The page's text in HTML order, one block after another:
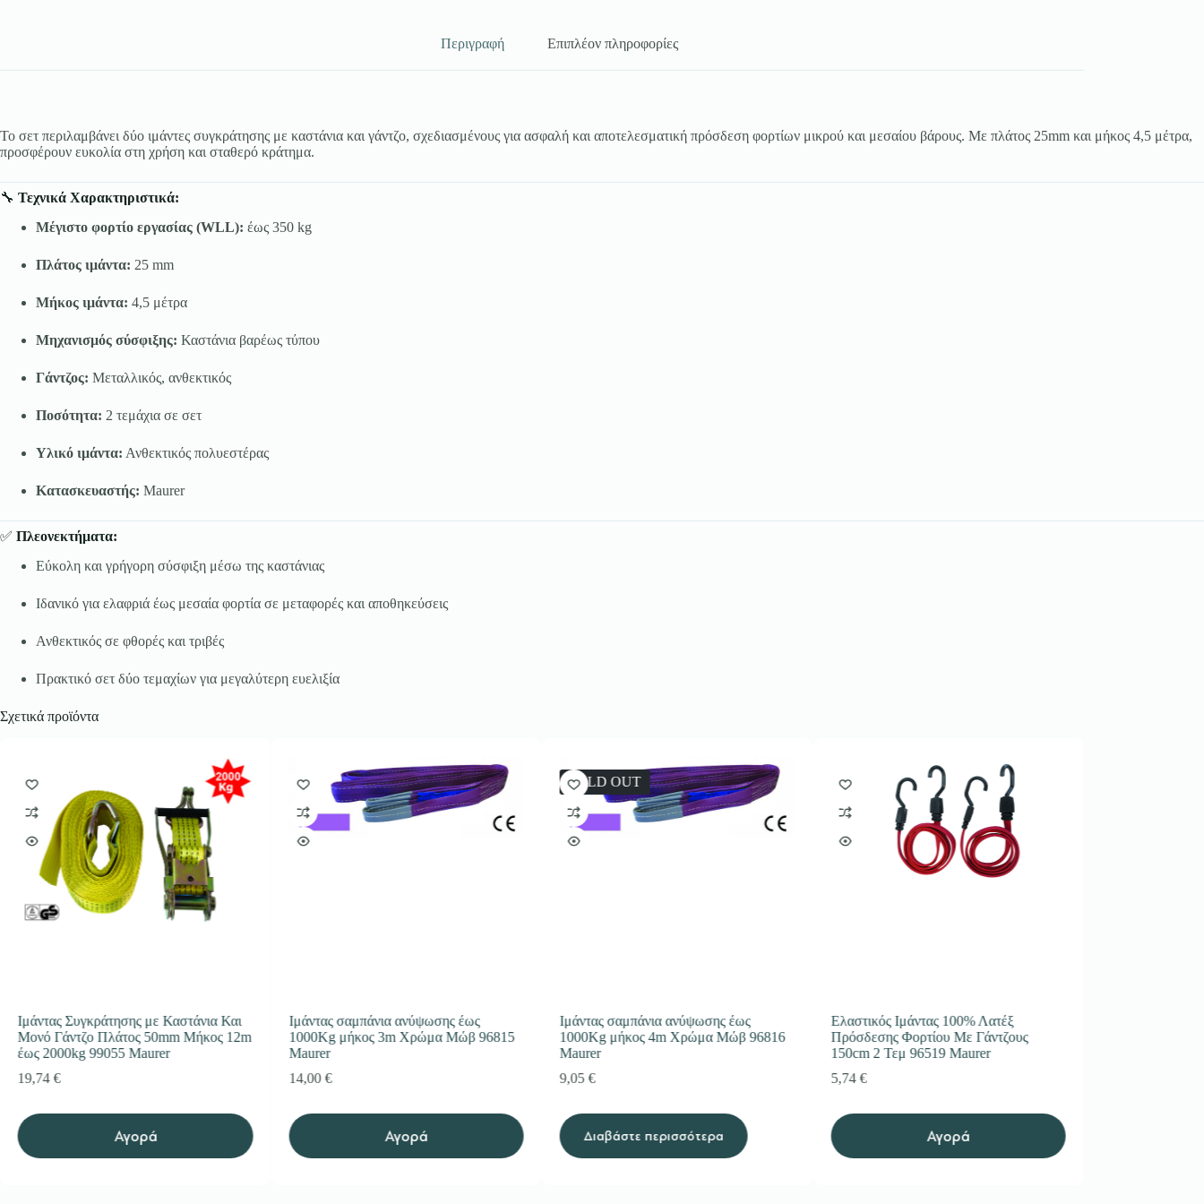
Περιγραφή Επιπλέον πληροφορίες
Το σετ περιλαμβάνει δύο ιμάντες συγκράτησης με καστάνια και γάντζο, σχεδιασμένους για ασφαλή και αποτελεσματική πρόσδεση φορτίων μικρού και μεσαίου βάρους. Με πλάτος 25mm και μήκος 4,5 μέτρα,
προσφέρουν ευκολία στη χρήση και σταθερό κράτημα.
🔧 Τεχνικά Χαρακτηριστικά:
Μέγιστο φορτίο εργασίας (WLL): έως 350 kg
Πλάτος ιμάντα: 25 mm
Μήκος ιμάντα: 4,5 μέτρα
Μηχανισμός σύσφιξης: Καστάνια βαρέως τύπου
Γάντζος: Μεταλλικός, ανθεκτικός
Ποσότητα: 2 τεμάχια σε σετ
Υλικό ιμάντα: Ανθεκτικός πολυεστέρας
Κατασκευαστής: Maurer
✅ Πλεονεκτήματα:
Εύκολη και γρήγορη σύσφιξη μέσω της καστάνιας
Ιδανικό για ελαφριά έως μεσαία φορτία σε μεταφορές και αποθηκεύσεις
Ανθεκτικός σε φθορές και τριβές
Πρακτικό σετ δύο τεμαχίων για μεγαλύτερη ευελιξία
Σχετικά προϊόντα
Ιμάντας Συγκράτησης με Καστάνια Και
Μονό Γάντζο Πλάτος 50mm Μήκος 12m
έως 2000kg 99055 Maurer
19,74€
Αγορά
Ιμάντας σαμπάνια ανύψωσης έως
1000Kg μήκος 3m Χρώμα Μώβ 96815
Maurer
14,00€
Αγορά
SOLD OUT
Ιμάντας σαμπάνια ανύψωσης έως
1000Kg μήκος 4m Χρώμα Μώβ 96816
Maurer
9,05€
Διαβάστε περισσότερα
Ελαστικός Ιμάντας 100% Λατέξ
Πρόσδεσης Φορτίου Με Γάντζους
150cm 2 Τεμ 96519 Maurer
5,74€
Αγορά